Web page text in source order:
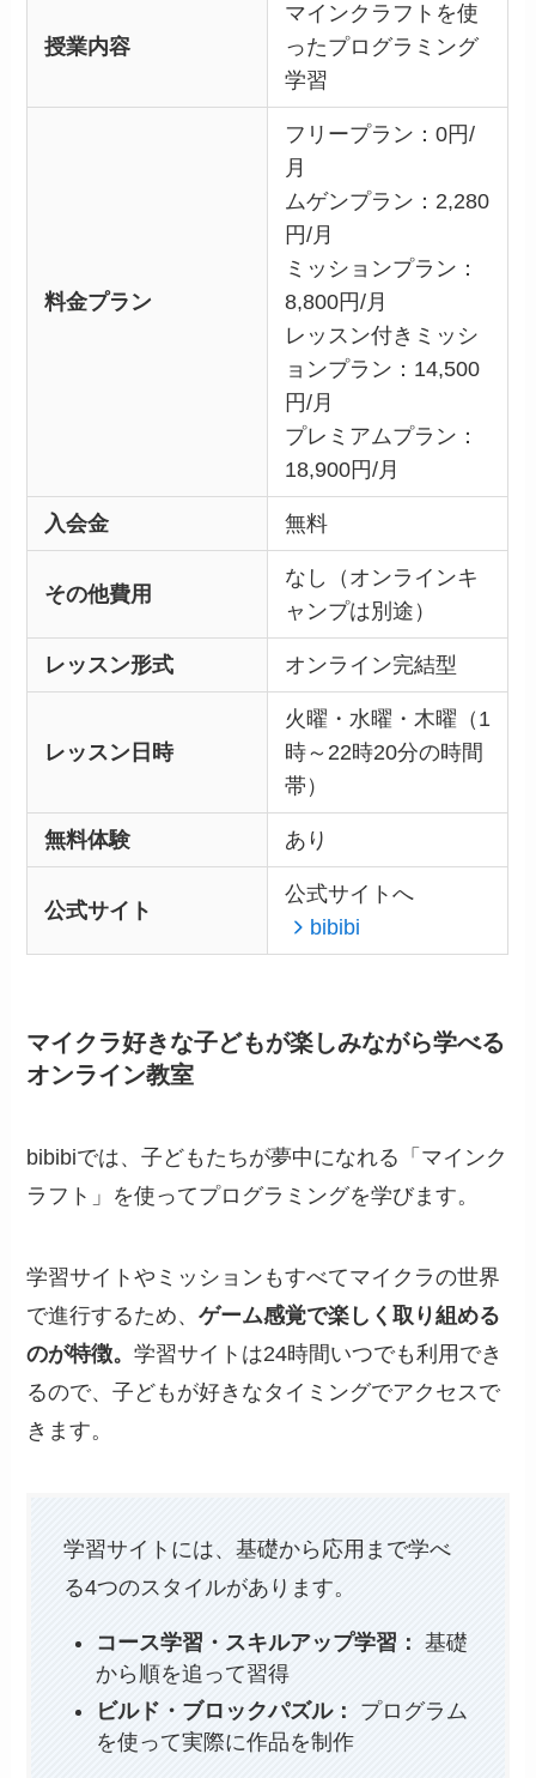
授業内容
マインクラフトを使
ったプログラミング
学習
料金プラン
フリープラン：0円/
月
ムゲンプラン：2,280
円/月
ミッションプラン：
8,800円/月
レッスン付きミッシ
ョンプラン：14,500
円/月
プレミアムプラン：
18,900円/月
入会金 無料
その他費用
なし（オンラインキ
ャンプは別途）
レッスン形式 オンライン完結型
レッスン日時
火曜・水曜・木曜（1
時～22時20分の時間
帯）
無料体験 あり
公式サイト
公式サイトへ
bibibi
マイクラ好きな子どもが楽しみながら学べる
オンライン教室
bibibiでは、子どもたちが夢中になれる「マインク
ラフト」を使ってプログラミングを学びます。
学習サイトやミッションもすべてマイクラの世界
で進行するため、ゲーム感覚で楽しく取り組める
のが特徴。学習サイトは24時間いつでも利用でき
るので、子どもが好きなタイミングでアクセスで
きます。
学習サイトには、基礎から応用まで学べ
る4つのスタイルがあります。
コース学習・スキルアップ学習： 基礎
から順を追って習得
ビルド・ブロックパズル：
プログラム
を使って実際に作品を制作